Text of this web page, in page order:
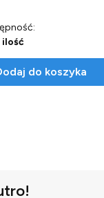
ilość
do koszyka